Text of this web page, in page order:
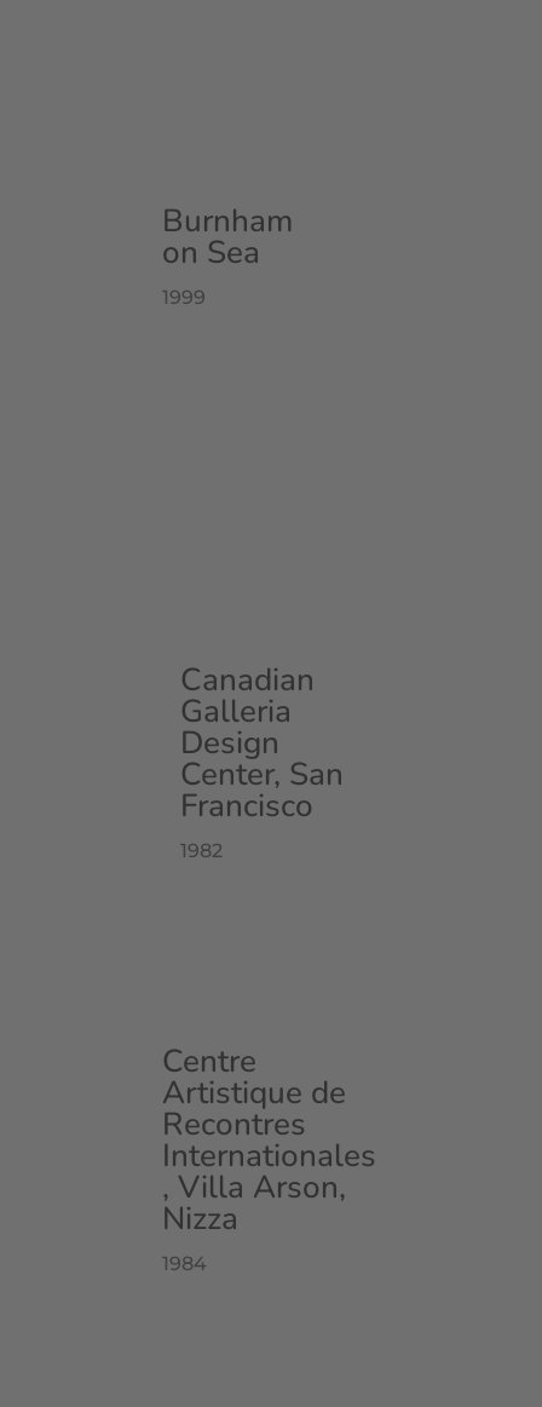
Burnham
on Sea
1999
Canadian
Galleria
Design
Center, San
Francisco
1982
Centre
Artistique de
Recontres
Internationales
, Villa Arson,
Nizza
1984